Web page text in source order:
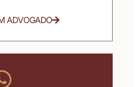
ADVOGADO